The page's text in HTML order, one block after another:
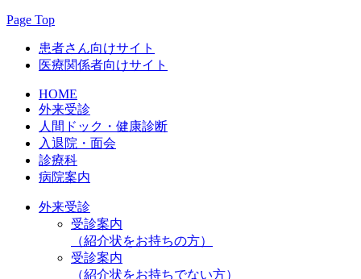
Page Top
患者さん向けサイト
医療関係者向けサイト
HOME
外来受診
人間ドック・健康診断
入退院・面会
診療科
病院案内
外来受診
受診案内
（紹介状をお持ちの方）
受診案内
（紹介状をお持ちでない方）